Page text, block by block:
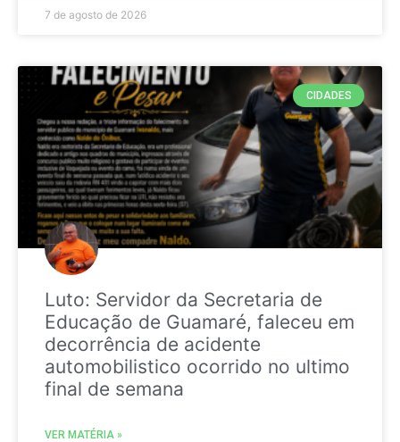
7 de agosto de 2026
CIDADES
Luto: Servidor da Secretaria de
Educação de Guamaré, faleceu em
decorrência de acidente
automobilistico ocorrido no ultimo
final de semana
VER MATÉRIA »